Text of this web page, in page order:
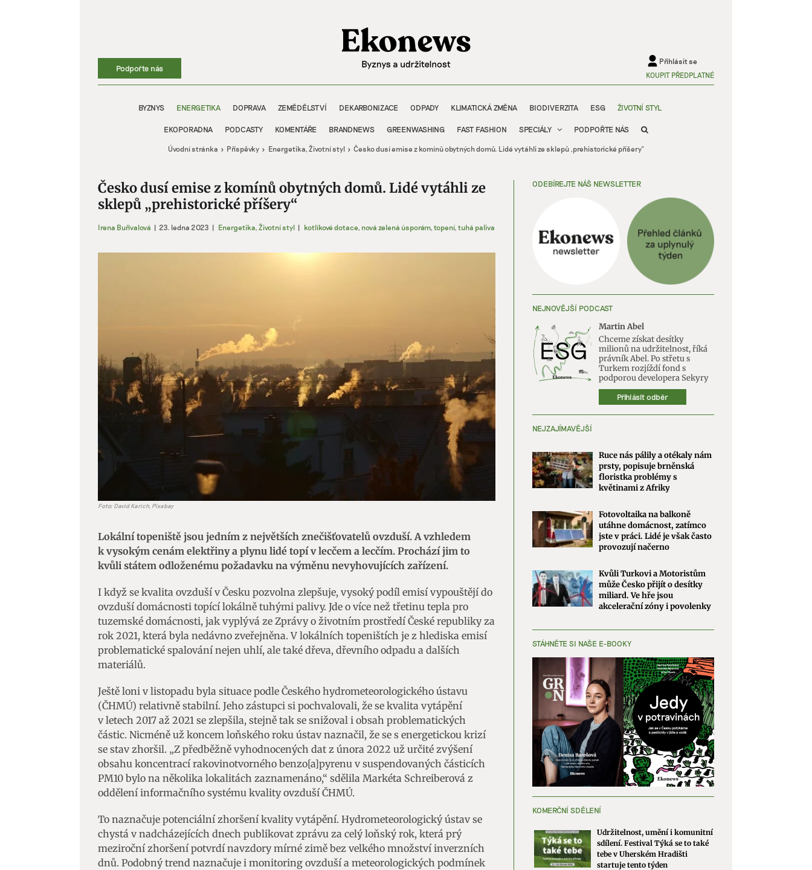
Podpořte nás
Přihlásit se
KOUPIT PŘEDPLATNÉ
BYZNYS ENERGETIKA DOPRAVA ZEMĚDĚLSTVÍ DEKARBONIZACE ODPADY KLIMATICKÁ ZMĚNA BIODIVERZITA ESG ŽIVOTNÍ STYL
EKOPORADNA PODCASTY KOMENTÁŘE BRANDNEWS GREENWASHING FAST FASHION SPECIÁLY PODPOŘTE NÁS
Úvodní stránka Příspěvky Energetika Životní styl Česko dusí emise z komínů obytných domů. Lidé vytáhli ze sklepů „prehistorické příšery“
Česko dusí emise z komínů obytných domů. Lidé vytáhli ze
sklepů „prehistorické příšery“
Irena Buřívalová | 23. ledna 2023 | Energetika, Životní styl | kotlíkové dotace, nová zelená úsporám, topení, tuhá paliva
Foto: David Karich, Pixabay
Lokální topeniště jsou jedním z největších znečišťovatelů ovzduší. A vzhledem
k vysokým cenám elektřiny a plynu lidé topí v lecčem a lecčím. Prochází jim to
kvůli státem odloženému požadavku na výměnu nevyhovujících zařízení.
I když se kvalita ovzduší v Česku pozvolna zlepšuje, vysoký podíl emisí vypouštějí do
ovzduší domácnosti topící lokálně tuhými palivy. Jde o více než třetinu tepla pro
tuzemské domácnosti, jak vyplývá ze Zprávy o životním prostředí České republiky za
rok 2021, která byla nedávno zveřejněna. V lokálních topeništích je z hlediska emisí
problematické spalování nejen uhlí, ale také dřeva, dřevního odpadu a dalších
materiálů.
Ještě loni v listopadu byla situace podle Českého hydrometeorologického ústavu
(ČHMÚ) relativně stabilní. Jeho zástupci si pochvalovali, že se kvalita vytápění
v letech 2017 až 2021 se zlepšila, stejně tak se snižoval i obsah problematických
částic. Nicméně už koncem loňského roku ústav naznačil, že se s energetickou krizí
se stav zhoršil. „Z předběžně vyhodnocených dat z února 2022 už určité zvýšení
obsahu koncentrací rakovinotvorného benzo[a]pyrenu v suspendovaných částicích
PM10 bylo na několika lokalitách zaznamenáno,“ sdělila Markéta Schreiberová z
oddělení informačního systému kvality ovzduší ČHMÚ.
To naznačuje potenciální zhoršení kvality vytápění. Hydrometeorologický ústav se
chystá v nadcházejících dnech publikovat zprávu za celý loňský rok, která prý
meziroční zhoršení potvrdí navzdory mírné zimě bez velkého množství inverzních
dnů. Podobný trend naznačuje i monitoring ovzduší a meteorologických podmínek
ODEBÍREJTE NÁŠ NEWSLETTER
NEJNOVĚJŠÍ PODCAST
Martin Abel
Chceme získat desítky
milionů na udržitelnost, říká
právník Abel. Po střetu s
Turkem rozjíždí fond s
podporou developera Sekyry
Přihlásit odběr
NEJZAJÍMAVĚJŠÍ
Ruce nás pálily a otékaly nám
prsty, popisuje brněnská
floristka problémy s
květinami z Afriky
Fotovoltaika na balkoně
utáhne domácnost, zatímco
jste v práci. Lidé je však často
provozují načerno
Kvůli Turkovi a Motoristům
může Česko přijít o desítky
miliard. Ve hře jsou
akcelerační zóny i povolenky
STÁHNĚTE SI NAŠE E-BOOKY
KOMERČNÍ SDĚLENÍ
Udržitelnost, umění i komunitní
sdílení. Festival Týká se to také
tebe v Uherském Hradišti
startuje tento týden